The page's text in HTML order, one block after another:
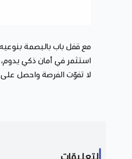
مع قفل باب بالبصمة
استثمر في أمان ذكي يدوم،
لا تفوّت الفرصة واحصل على
التعليقات